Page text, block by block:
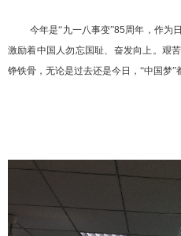
今年是“九一八事变”85周年，作为
激励着中国人勿忘国耻、奋发向上。艰
铮铁骨，无论是过去还是今日，“中国梦”